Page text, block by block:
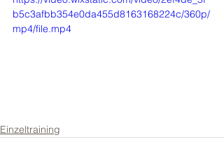
b5c3afbb354e0da455d8163168224c/360p/
mp4/file.mp4
Einzeltraining